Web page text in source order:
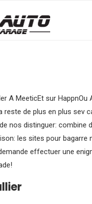
A MeeticEt sur
reste de plus en plus sev
nos distinguer: combine
les sites pour
effectuer une